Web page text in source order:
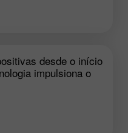
desde o início
impulsiona o